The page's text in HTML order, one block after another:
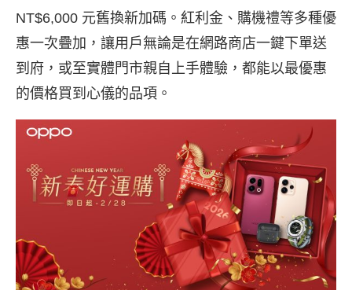
NT$6,000 元舊換新加碼。紅利金、購機禮等多種優
惠一次疊加，讓用戶無論是在網路商店一鍵下單送
到府，或至實體門市親自上手體驗，都能以最優惠
的價格買到心儀的品項。